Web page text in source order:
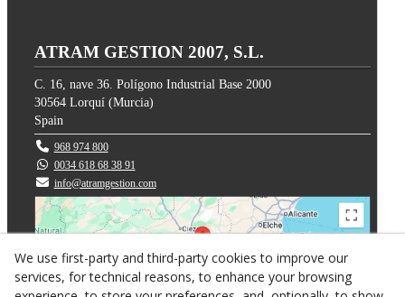
ATRAM GESTION 2007, S.L.
C. 16, nave 36. Polígono Industrial Base 2000
30564 Lorquí (Murcia)
Spain
968 974 800
0034 618 68 38 91
info@atramgestion.com
We use first-party and third-party cookies to improve our
services, for technical reasons, to enhance your browsing